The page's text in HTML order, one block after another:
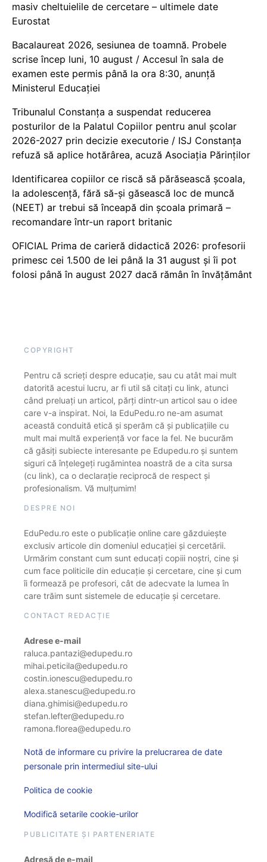
masiv cheltuielile de cercetare – ultimele date
Eurostat
Bacalaureat 2026, sesiunea de toamnă. Probele
scrise încep luni, 10 august / Accesul în sala de
examen este permis până la ora 8:30, anunță
Ministerul Educației
Tribunalul Constanța a suspendat reducerea
posturilor de la Palatul Copiilor pentru anul școlar
2026-2027 prin decizie executorie / ISJ Constanța
refuză să aplice hotărârea, acuză Asociația Părinților
Identificarea copiilor ce riscă să părăsească școala,
la adolescență, fără să-și găsească loc de muncă
(NEET) ar trebui să înceapă din școala primară –
recomandare într-un raport britanic
OFICIAL Prima de carieră didactică 2026: profesorii
primesc cei 1.500 de lei până la 31 august și îi pot
folosi până în august 2027 dacă rămân în învățământ
COPYRIGHT
Pentru că scrieți despre educație, sau cu atât mai mult
datorită acestui lucru, ar fi util să citați cu link, atunci
când preluați un articol, părți dintr-un articol sau o idee
care v-a inspirat. Noi, la EduPedu.ro ne-am asumat
această conduită etică și sperăm că și publicațiile cu
mult mai multă experiență vor face la fel. Ne bucurăm
că găsiți subiecte interesante pe Edupedu.ro și suntem
siguri că înțelegeți rugămintea noastră de a cita sursa
(cu link), ca o declarație reciprocă de respect și
profesionalism. Vă mulțumim!
DESPRE NOI
EduPedu.ro este o publicație online care găzduiește
exclusiv articole din domeniul educației și cercetării.
Urmărim constant cum sunt educați copiii noștri, cine și
cum face politicile din educație și cercetare, cine și cum
îi formează pe profesori, cât de adecvate la lumea în
care trăim sunt sistemele de educație și cercetare.
CONTACT REDACȚIE
Adrese e-mail
raluca.pantazi@edupedu.ro
mihai.peticila@edupedu.ro
costin.ionescu@edupedu.ro
alexa.stanescu@edupedu.ro
diana.ghimisi@edupedu.ro
stefan.lefter@edupedu.ro
ramona.florea@edupedu.ro
Notă de informare cu privire la prelucrarea de date
personale prin intermediul site-ului
Politica de cookie
Modifică setarile cookie-urilor
PUBLICITATE ȘI PARTENERIATE
Adresă de e-mail